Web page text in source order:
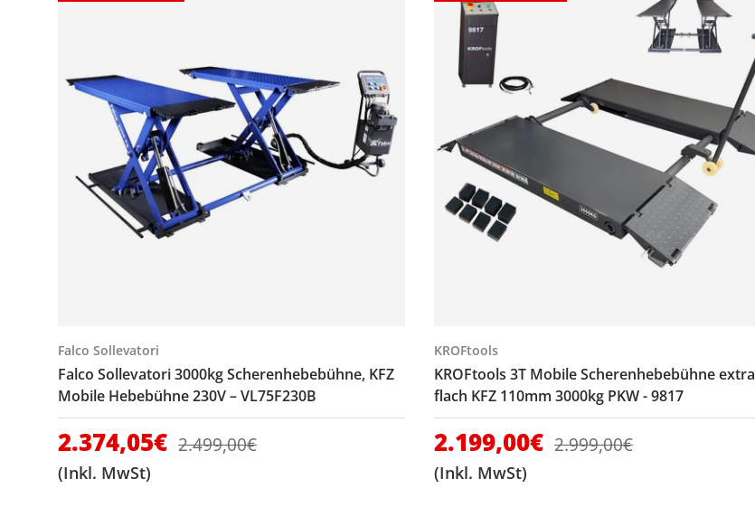
Falco Sollevatori
Falco Sollevatori 3000kg Scherenhebebühne, KFZ
Mobile Hebebühne 230V – VL75F230B
Verkaufspreis
2.374,05€ Normaler Preis
2.499,00€
(Inkl. MwSt)
KROFtools
KROFtools 3T Mobile Scherenhebebühne extra
flach KFZ 110mm 3000kg PKW - 9817
Verkaufspreis
2.199,00€ Normaler Preis
2.999,00€
(Inkl. MwSt)